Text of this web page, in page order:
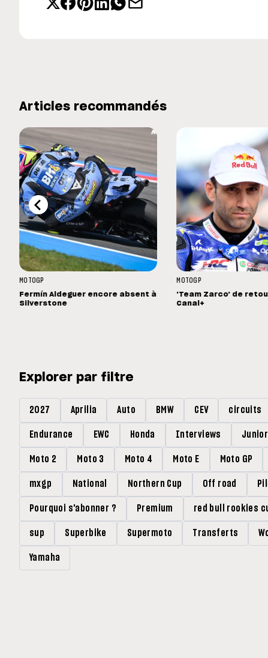
Articles recommandés
MOTOGP
Fermín Aldeguer encore absent à
Silverstone
MOTOGP
'Team Zarco' de
Canal+
Explorer par filtre
2027 Aprilia Auto BMW CEV circuits
Endurance EWC Honda Interviews
Moto 2 Moto 3 Moto 4 Moto E Moto GP
mxgp National Northern Cup Off road
Pourquoi s'abonner ? Premium red bull rookies
sup Superbike Supermoto Transferts
Yamaha